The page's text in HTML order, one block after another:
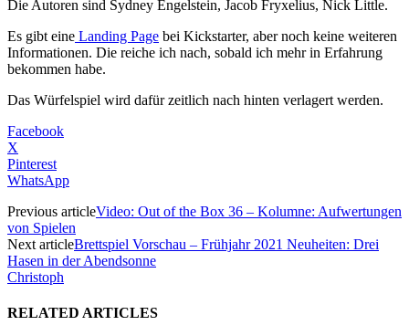
Die Autoren sind Sydney Engelstein, Jacob Fryxelius, Nick Little.
Es gibt eine Landing Page bei Kickstarter, aber noch keine weiteren
Informationen. Die reiche ich nach, sobald ich mehr in Erfahrung
bekommen habe.
Das Würfelspiel wird dafür zeitlich nach hinten verlagert werden.
Facebook
X
Pinterest
WhatsApp
Previous articleVideo: Out of the Box 36 – Kolumne: Aufwertungen
von Spielen
Next articleBrettspiel Vorschau – Frühjahr 2021 Neuheiten: Drei
Hasen in der Abendsonne
Christoph
RELATED ARTICLES